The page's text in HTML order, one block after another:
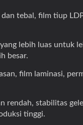
tebal, film tiup
yang lebih luas untuk
besar.
film laminasi,
rendah, stabilitas
tinggi.